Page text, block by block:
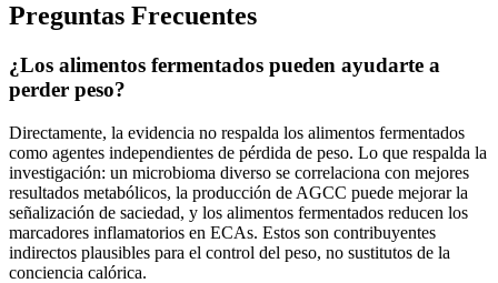
Preguntas Frecuentes
¿Los alimentos fermentados pueden ayudarte a
perder peso?
Directamente, la evidencia no respalda los alimentos fermentados
como agentes independientes de pérdida de peso. Lo que respalda la
investigación: un microbioma diverso se correlaciona con mejores
resultados metabólicos, la producción de AGCC puede mejorar la
señalización de saciedad, y los alimentos fermentados reducen los
marcadores inflamatorios en ECAs. Estos son contribuyentes
indirectos plausibles para el control del peso, no sustitutos de la
conciencia calórica.